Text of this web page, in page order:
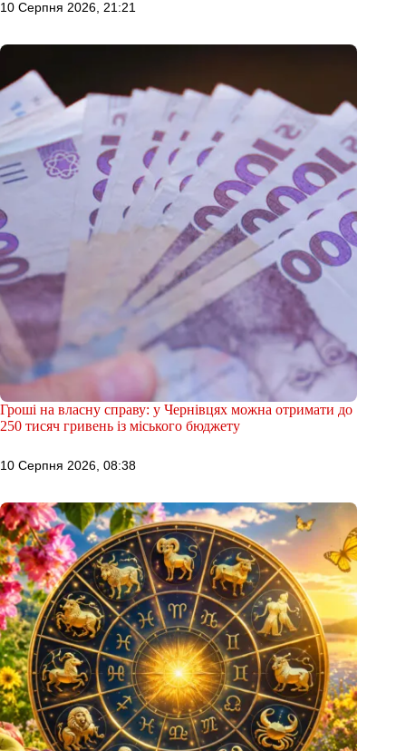
10 Серпня 2026, 21:21
Гроші на власну справу: у Чернівцях можна отримати до
250 тисяч гривень із міського бюджету
10 Серпня 2026, 08:38